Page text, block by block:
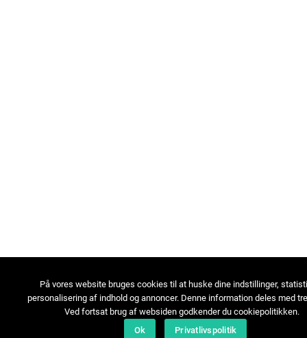
På vores website bruges cookies til at huske dine indstillinger,
personalisering af indhold og annoncer. Denne information deles med
Ved fortsat brug af websiden godkender du cookiepolitikken.
Ok
Privatlivspolitik